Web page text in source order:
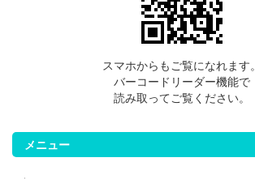
スマホからもご覧になれます。
バーコードリーダー機能で
読み取ってご覧ください。
メニュー